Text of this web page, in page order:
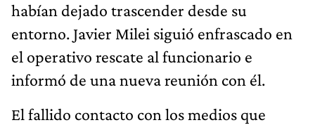
habían dejado trascender desde su
entorno. Javier Milei siguió enfrascado en
el operativo rescate al funcionario e
informó de una nueva reunión con él.
El fallido contacto con los medios que